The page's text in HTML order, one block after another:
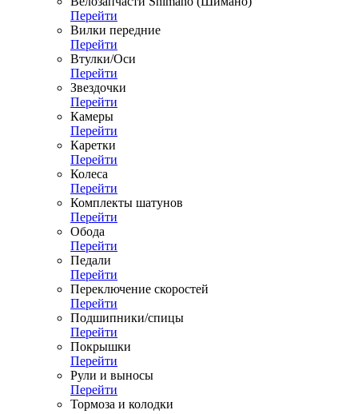
Перейти
Вилки передние
Перейти
Втулки/Оси
Перейти
Звездочки
Перейти
Камеры
Перейти
Каретки
Перейти
Колеса
Перейти
Комплекты шатунов
Перейти
Обода
Перейти
Педали
Перейти
Переключение скоростей
Перейти
Подшипники/спицы
Перейти
Покрышки
Перейти
Рули и выносы
Перейти
Тормоза и колодки